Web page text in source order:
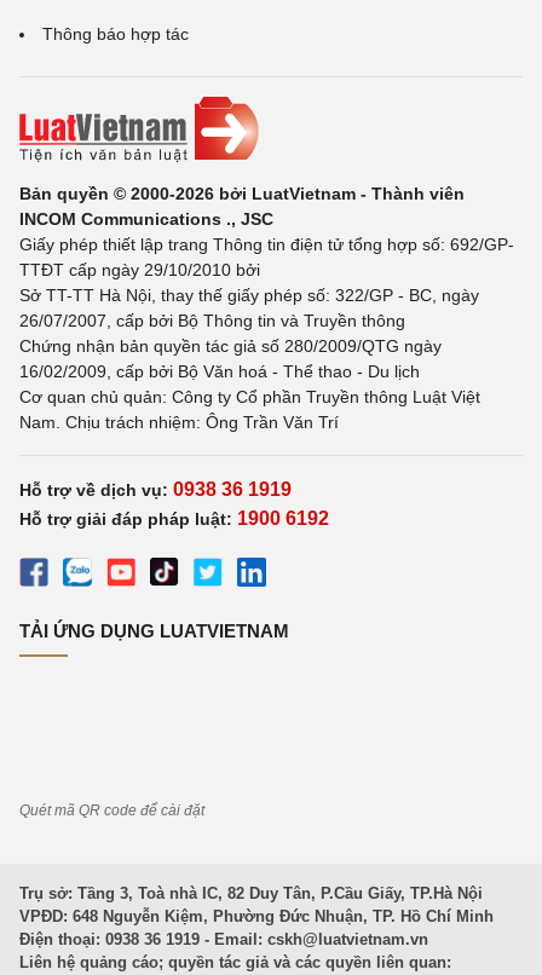
Thông báo hợp tác
Bản quyền © 2000-2026 bởi LuatVietnam - Thành viên
INCOM Communications ., JSC
Giấy phép thiết lập trang Thông tin điện tử tổng hợp số: 692/GP-
TTĐT cấp ngày 29/10/2010 bởi
Sở TT-TT Hà Nội, thay thế giấy phép số: 322/GP - BC, ngày
26/07/2007, cấp bởi Bộ Thông tin và Truyền thông
Chứng nhận bản quyền tác giả số 280/2009/QTG ngày
16/02/2009, cấp bởi Bộ Văn hoá - Thể thao - Du lịch
Cơ quan chủ quản: Công ty Cổ phần Truyền thông Luật Việt
Nam. Chịu trách nhiệm: Ông Trần Văn Trí
Hỗ trợ về dịch vụ: 0938 36 1919
Hỗ trợ giải đáp pháp luật: 1900 6192
TẢI ỨNG DỤNG LUATVIETNAM
Quét mã QR code để cài đặt
Trụ sở: Tầng 3, Toà nhà IC, 82 Duy Tân, P.Cầu Giấy, TP.Hà Nội
VPĐD: 648 Nguyễn Kiệm, Phường Đức Nhuận, TP. Hồ Chí Minh
Điện thoại: 0938 36 1919 - Email: cskh@luatvietnam.vn
Liên hệ quảng cáo; quyền tác giả và các quyền liên quan: